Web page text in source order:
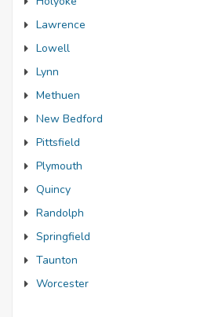
Lawrence
Lowell
Lynn
Methuen
New Bedford
Pittsfield
Plymouth
Quincy
Randolph
Springfield
Taunton
Worcester